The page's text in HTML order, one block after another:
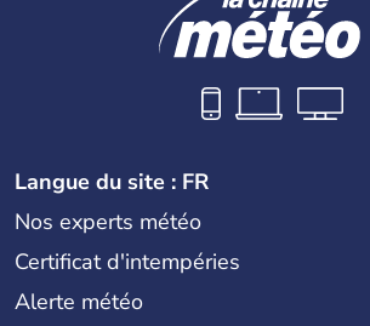
Langue du site : FR
Nos experts météo
Certificat d'intempéries
Alerte météo